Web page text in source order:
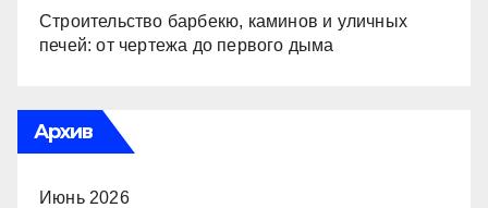
Строительство барбекю, каминов и уличных
печей: от чертежа до первого дыма
Архив
Июнь 2026